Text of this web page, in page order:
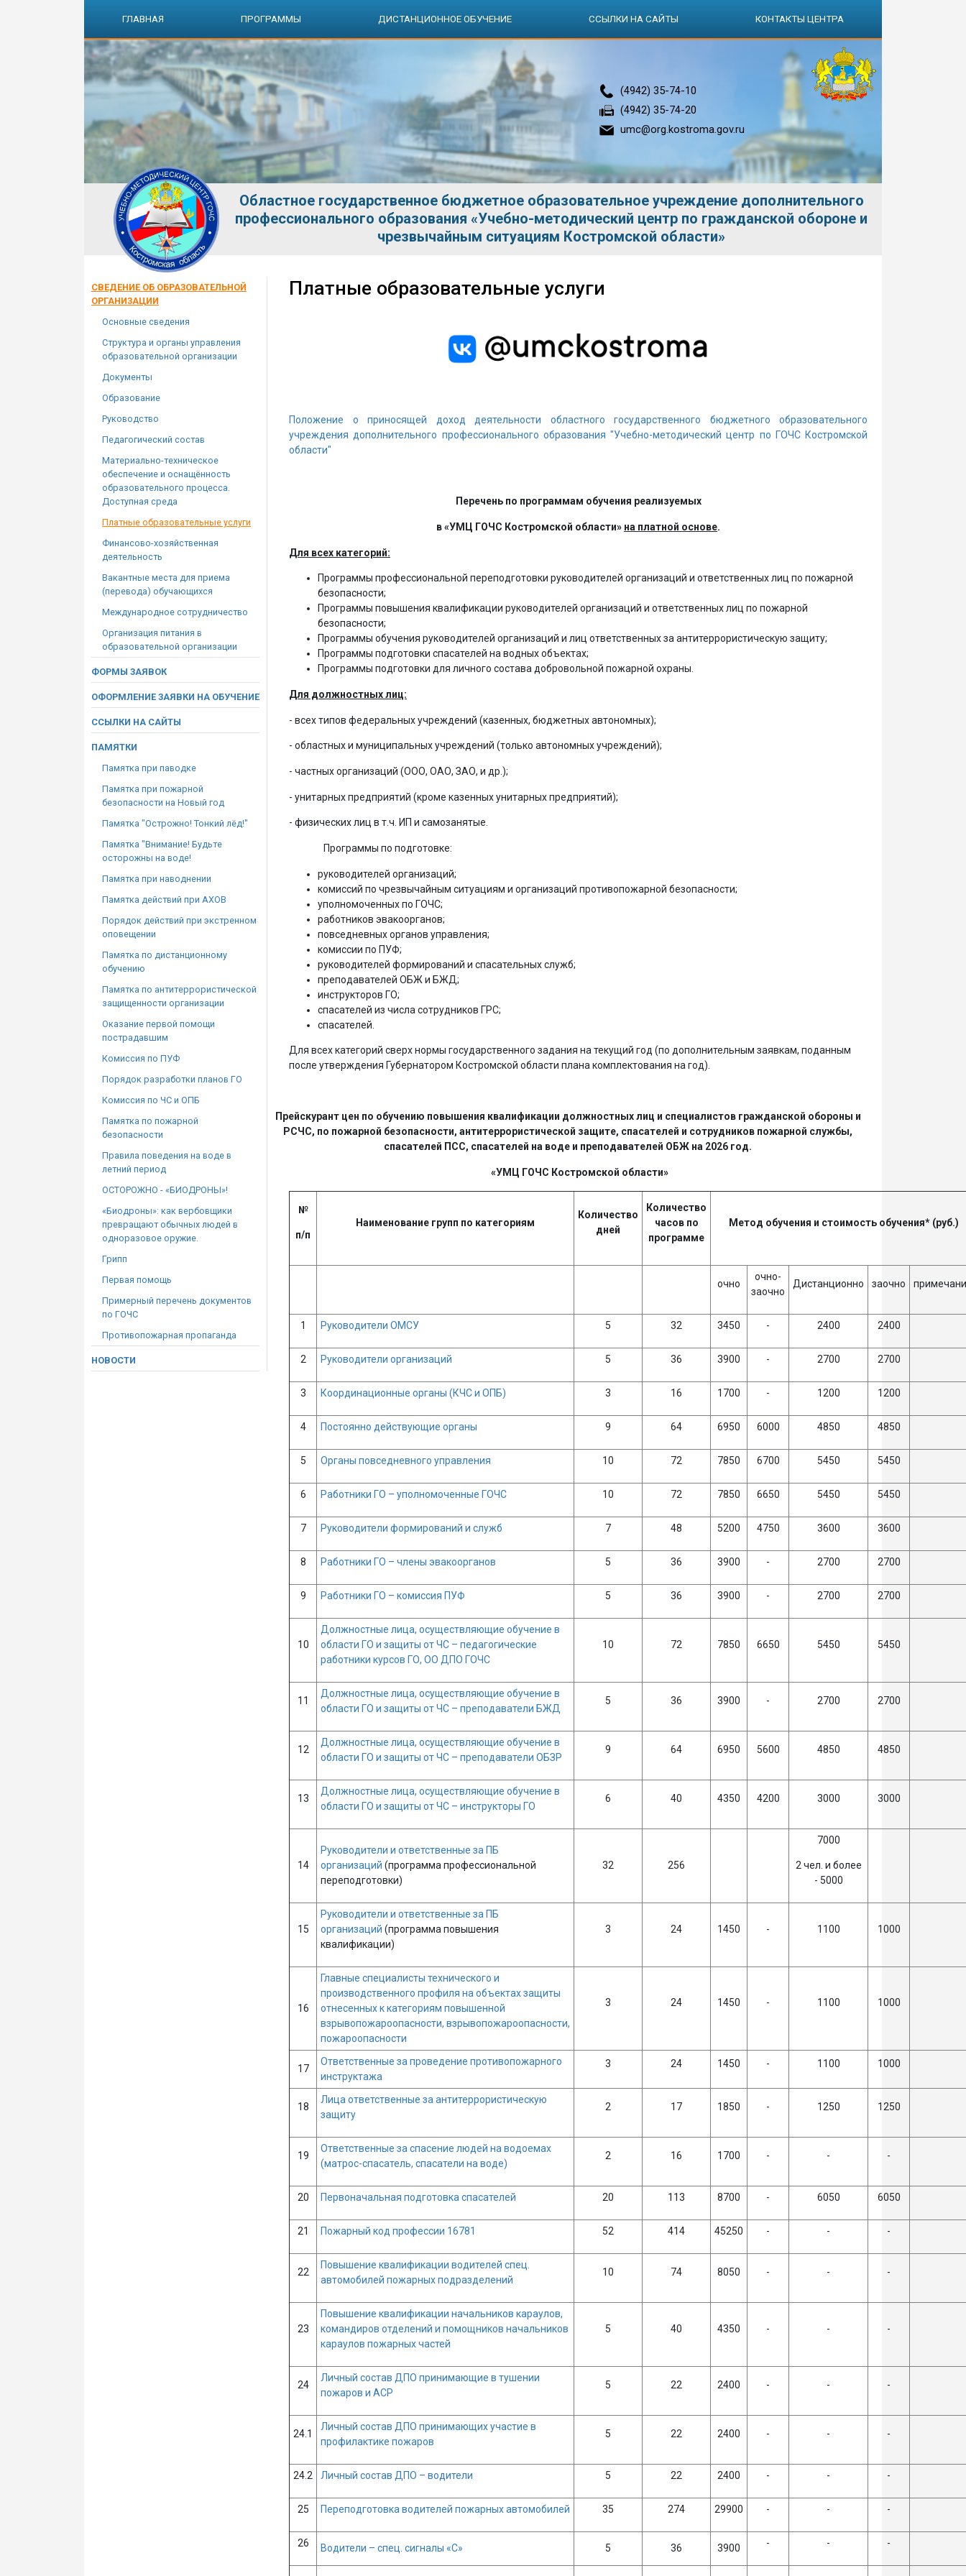
ГЛАВНАЯ ПРОГРАММЫ ДИСТАНЦИОННОЕ ОБУЧЕНИЕ СCЫЛКИ НА САЙТЫ КОНТАКТЫ ЦЕНТРА
(4942) 35-74-10
(4942) 35-74-20
umc@org.kostroma.gov.ru
Областное государственное бюджетное образовательное учреждение дополнительного
профессионального образования «Учебно-методический центр по гражданской обороне и
чрезвычайным ситуациям Костромской области»
СВЕДЕНИЕ ОБ ОБРАЗОВАТЕЛЬНОЙ
ОРГАНИЗАЦИИ
Основные сведения
Структура и органы управления
образовательной организации
Документы
Образование
Руководство
Педагогический состав
Материально-техническое
обеспечение и оснащённость
образовательного процесса.
Доступная среда
Платные образовательные услуги
Финансово-хозяйственная
деятельность
Вакантные места для приема
(перевода) обучающихся
Международное сотрудничество
Организация питания в
образовательной организации
ФОРМЫ ЗАЯВОК
ОФОРМЛЕНИЕ ЗАЯВКИ НА ОБУЧЕНИЕ
ССЫЛКИ НА САЙТЫ
ПАМЯТКИ
Памятка при паводке
Памятка при пожарной
безопасности на Новый год
Памятка "Острожно! Тонкий лёд!"
Памятка "Внимание! Будьте
осторожны на воде!
Памятка при наводнении
Памятка действий при АХОВ
Порядок действий при экстренном
оповещении
Памятка по дистанционному
обучению
Памятка по антитеррористической
защищенности организации
Оказание первой помощи
пострадавшим
Комиссия по ПУФ
Порядок разработки планов ГО
Комиссия по ЧС и ОПБ
Памятка по пожарной
безопасности
Правила поведения на воде в
летний период
ОСТОРОЖНО - «БИОДРОНЫ»!
«Биодроны»: как вербовщики
превращают обычных людей в
одноразовое оружие.
Грипп
Первая помощь
Примерный перечень документов
по ГОЧС
Противопожарная пропаганда
НОВОСТИ
Платные образовательные услуги
Положение о приносящей доход деятельности областного государственного бюджетного образовательного
учреждения дополнительного профессионального образования "Учебно-методический центр по ГОЧС Костромской
области"
Перечень по программам обучения реализуемых
в «УМЦ ГОЧС Костромской области» на платной основе.
Для всех категорий:
Программы профессиональной переподготовки руководителей организаций и ответственных лиц по пожарной
безопасности;
Программы повышения квалификации руководителей организаций и ответственных лиц по пожарной
безопасности;
Программы обучения руководителей организаций и лиц ответственных за антитеррористическую защиту;
Программы подготовки спасателей на водных объектах;
Программы подготовки для личного состава добровольной пожарной охраны.
Для должностных лиц:
- всех типов федеральных учреждений (казенных, бюджетных автономных);
- областных и муниципальных учреждений (только автономных учреждений);
- частных организаций (ООО, ОАО, ЗАО, и др.);
- унитарных предприятий (кроме казенных унитарных предприятий);
- физических лиц в т.ч. ИП и самозанятые.
Программы по подготовке:
руководителей организаций;
комиссий по чрезвычайным ситуациям и организаций противопожарной безопасности;
уполномоченных по ГОЧС;
работников эвакоорганов;
повседневных органов управления;
комиссии по ПУФ;
руководителей формирований и спасательных служб;
преподавателей ОБЖ и БЖД;
инструкторов ГО;
спасателей из числа сотрудников ГРС;
спасателей.
Для всех категорий сверх нормы государственного задания на текущий год (по дополнительным заявкам, поданным
после утверждения Губернатором Костромской области плана комплектования на год).
Прейскурант цен по обучению повышения квалификации должностных лиц и специалистов гражданской обороны и
РСЧС, по пожарной безопасности, антитеррористической защите, спасателей и сотрудников пожарной службы,
спасателей ПСС, спасателей на воде и преподавателей ОБЖ на 2026 год.
«УМЦ ГОЧС Костромской области»
№
п/п
Наименование групп по категориям
Количество
дней
Количество
часов по
программе
Метод обучения и стоимость обучения* (руб.)
очно
очно-
заочно
Дистанционно заочно
1 Руководители ОМСУ 5 32 3450 - 2400 2400
2 Руководители организаций 5 36 3900 - 2700 2700
3 Координационные органы (КЧС и ОПБ) 3 16 1700 - 1200 1200
4 Постоянно действующие органы 9 64 6950 6000 4850 4850
5 Органы повседневного управления 10 72 7850 6700 5450 5450
6 Работники ГО – уполномоченные ГОЧС 10 72 7850 6650 5450 5450
7 Руководители формирований и служб 7 48 5200 4750 3600 3600
8 Работники ГО – члены эвакоорганов 5 36 3900 - 2700 2700
9 Работники ГО – комиссия ПУФ 5 36 3900 - 2700 2700
10
Должностные лица, осуществляющие обучение в
области ГО и защиты от ЧС – педагогические
работники курсов ГО, ОО ДПО ГОЧС
10 72 7850 6650 5450 5450
11
Должностные лица, осуществляющие обучение в
области ГО и защиты от ЧС – преподаватели БЖД
5 36 3900 - 2700 2700
12
Должностные лица, осуществляющие обучение в
области ГО и защиты от ЧС – преподаватели ОБЗР
9 64 6950 5600 4850 4850
13
Должностные лица, осуществляющие обучение в
области ГО и защиты от ЧС – инструкторы ГО
6 40 4350 4200 3000 3000
14
Руководители и ответственные за ПБ
организаций (программа профессиональной
переподготовки)
32 256
7000
2 чел. и более
- 5000
15
Руководители и ответственные за ПБ
организаций (программа повышения
квалификации)
3 24 1450 - 1100 1000
16
Главные специалисты технического и
производственного профиля на объектах защиты
отнесенных к категориям повышенной
взрывопожароопасности, взрывопожароопасности,
пожароопасности
3 24 1450 - 1100 1000
17
Ответственные за проведение противопожарного
инструктажа
3 24 1450 - 1100 1000
18
Лица ответственные за антитеррористическую
защиту
2 17 1850 - 1250 1250
19
Ответственные за спасение людей на водоемах
(матрос-спасатель, спасатели на воде)
2 16 1700 - - -
20 Первоначальная подготовка спасателей 20 113 8700 - 6050 6050
21 Пожарный код профессии 16781 52 414 45250 - - -
22
Повышение квалификации водителей спец.
автомобилей пожарных подразделений
10 74 8050 - - -
23
Повышение квалификации начальников караулов,
командиров отделений и помощников начальников
караулов пожарных частей
5 40 4350 - - -
24
Личный состав ДПО принимающие в тушении
пожаров и АСР
5 22 2400 - - -
24.1
Личный состав ДПО принимающих участие в
профилактике пожаров
5 22 2400 - - -
24.2 Личный состав ДПО – водители 5 22 2400 - - -
25 Переподготовка водителей пожарных автомобилей 35 274 29900 - - -
26 Водители – спец. сигналы «С» 5 36 3900 - - -